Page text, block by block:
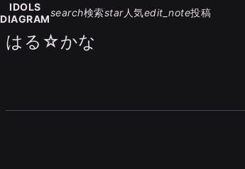
IDOLS
DIAGRAM
search検索star人気edit_note投稿
はる☆かな